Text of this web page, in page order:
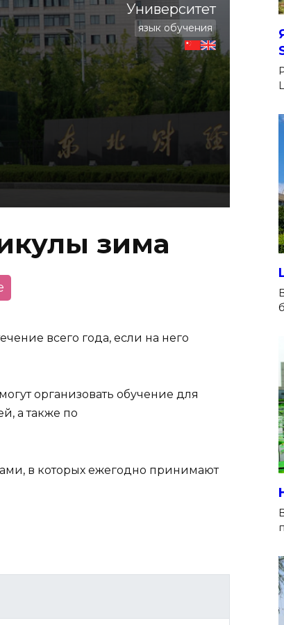
Университет
язык обучения
зима
всего года, если на него
организовать обучение для
а также по
в которых ежегодно принимают